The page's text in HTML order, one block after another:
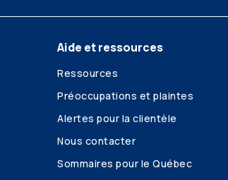
Aide et ressources
Ressources
Préoccupations et plaintes
Alertes pour la clientèle
Nous contacter
Sommaires pour le Québec